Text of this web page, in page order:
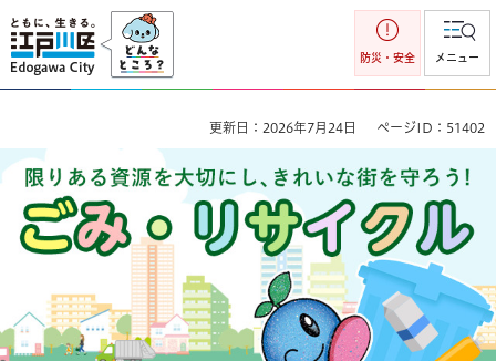
江戸川区
防災・安全 メニュー
更新日：2026年7月24日 ページID：51402
ごみ・リサイクル 限りのある資源を大切にし、きれいな街を
守ろう！